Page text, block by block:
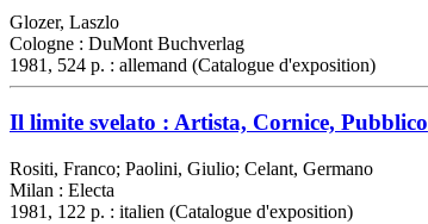
Glozer, Laszlo
Cologne : DuMont Buchverlag
1981, 524 p. : allemand (Catalogue d'exposition)
Il limite svelato : Artista, Cornice, Pubblico
Rositi, Franco; Paolini, Giulio; Celant, Germano
Milan : Electa
1981, 122 p. : italien (Catalogue d'exposition)